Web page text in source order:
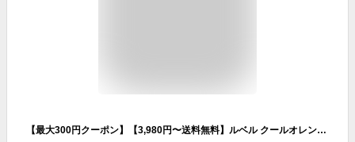
【最大300円クーポン】【3,980円〜送料無料】ルベル クールオレンジ ヘアソープ ウルトラクール 600ml 《ルベル シャンプー クールオレンジ サロン クールシャンプー 女性 美容室 シャンプー サロン専売品 美容室専売 shampoo タカラベルモント シャンプー》